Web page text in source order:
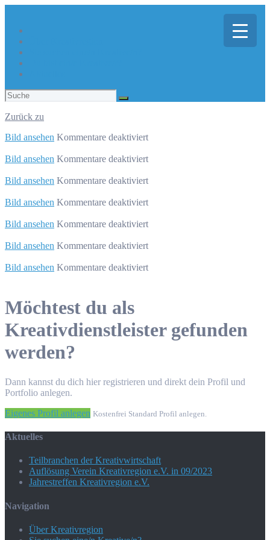
Suchen
nach:
Zurück zu
Bild ansehen Kommentare deaktiviertfür
FILM
KUNST
Bild ansehen Kommentare deaktiviertfür
Bild ansehen Kommentare deaktiviertfür
Bild ansehen Kommentare deaktiviertfür
Bild ansehen Kommentare deaktiviertfür
Bild ansehen Kommentare deaktiviertfür
Bild ansehen Kommentare deaktiviertfür
Möchtest du als
Kreativdienstleister gefunden
werden?
Dann kannst du dich hier registrieren und direkt dein Profil und
Portfolio anlegen.
Eigenes Profil anlegen Kostenfrei Standard Profil anlegen.
Aktuelles
Teilbranchen der Kreativwirtschaft
Auflösung Verein Kreativregion e.V. in 09/2023
Jahrestreffen Kreativregion e.V.
Navigation
Über Kreativregion